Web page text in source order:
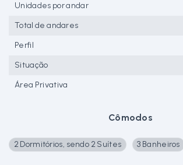
Cômodos
2 Dormitórios, sendo 2 Suítes 3 Banheiros
Unidades por andar
Total de andares
Perfil
Situação
Área Privativa